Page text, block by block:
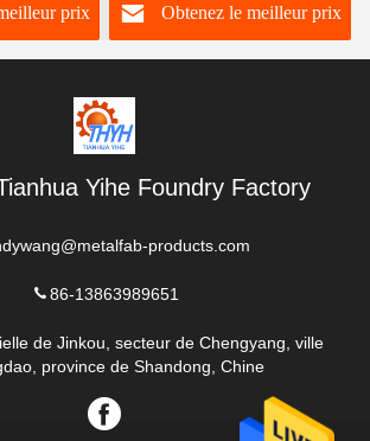
prix Obtenez le meilleur prix
Yihe Foundry Factory
products.com
86-13863989651
de Jinkou, secteur de Chengyang, ville
province de Shandong, Chine